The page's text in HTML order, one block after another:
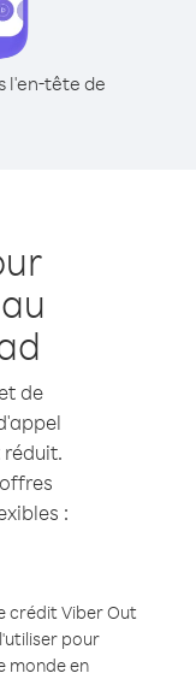
l'en-tête de
de
:
crédit Viber Out
pour
monde en